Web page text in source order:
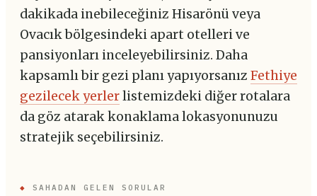
dakikada inebileceğiniz Hisarönü veya
Ovacık bölgesindeki apart otelleri ve
pansiyonları inceleyebilirsiniz. Daha
kapsamlı bir gezi planı yapıyorsanız Fethiye
gezilecek yerlerlistemizdeki diğer rotalara
da göz atarak konaklama lokasyonunuzu
stratejik seçebilirsiniz.
◆ SAHADAN GELEN SORULAR